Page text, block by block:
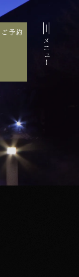
ご予約
メニュー